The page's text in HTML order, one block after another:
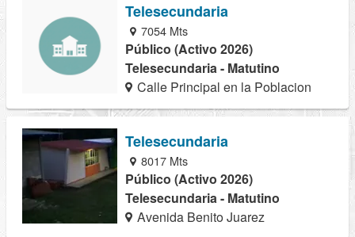
Telesecundaria
7054 Mts
Público (Activo 2026)
Telesecundaria - Matutino
Calle Principal en la Poblacion
Telesecundaria
8017 Mts
Público (Activo 2026)
Telesecundaria - Matutino
Avenida Benito Juarez